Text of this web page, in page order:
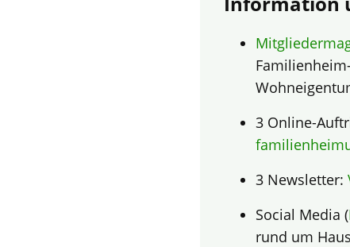
3 Online-
3 Newsletter:
Social Media (
rund um